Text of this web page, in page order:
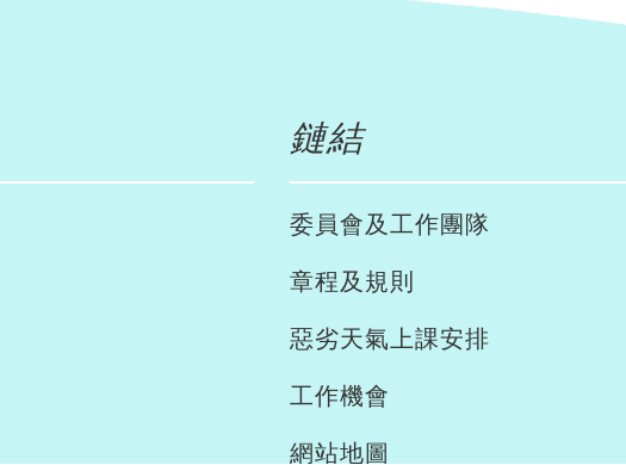
鏈結
委員會及工作團隊
章程及規則
惡劣天氣上課安排
工作機會
網站地圖